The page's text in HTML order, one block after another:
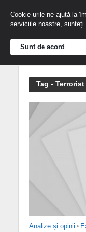
Tag - Terrorist
Analize și opinii •
Cookie-urile ne ajută la
serviciile noastre,
Sunt de acord